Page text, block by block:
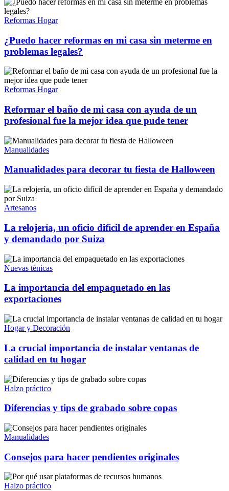
Reformas Hogar
¿Puedo hacer reformas en mi casa sin meterme en
problemas legales?
Reformas Hogar
Reformar el baño de mi casa con ayuda de un
profesional fue la mejor idea que pude tener
Manualidades
Manualidades para decorar tu fiesta de Halloween
Artesanos
La relojería, un oficio difícil de aprender en España
y demandado por Suiza
Nuevas ténicas
La importancia del empaquetado en las
exportaciones
Hogar y Decoración
La crucial importancia de instalar ventanas de
calidad en tu hogar
Halzo práctico
Diferencias y tips de grabado sobre copas
Manualidades
Consejos para hacer pendientes originales
Halzo práctico